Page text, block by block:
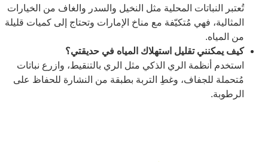
تُعتبر النباتات المحلية مثل النخيل والسدر والغاف من الخيارات
المثالية، فهي مُتكيّفة مع مناخ الإمارات وتحتاج إلى كميات قليلة
من المياه.
كيف يمكنني تقليل استهلاك المياه في حديقتي؟
استخدم أنظمة الري الذكي مثل الري بالتنقيط، وازرع نباتات
مُتحملة للجفاف، وغطِ التربة بطبقة من النشارة للحفاظ على
الرطوبة.